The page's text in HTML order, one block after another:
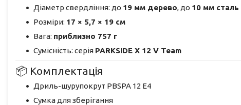
Діаметр свердління: до 19 мм дерево, до 10 мм сталь
Розміри: 17 × 5,7 × 19 см
Вага: приблизно 757 г
Сумісність: серія PARKSIDE X 12 V Team
📦 Комплектація
Дриль-шурупокрут PBSPA 12 E4
Сумка для зберігання